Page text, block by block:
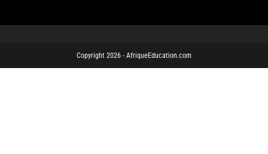
Copyright 2026 - AfriqueEducation.com